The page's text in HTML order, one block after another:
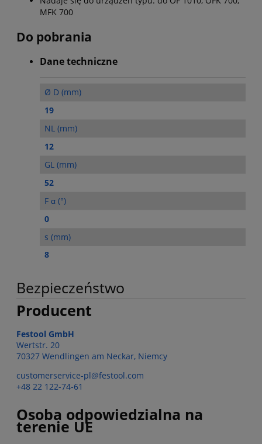
MFK 700
Do pobrania
Dane techniczne
Ø D (mm)
19
NL (mm)
12
GL (mm)
52
F α (°)
0
s (mm)
8
Bezpieczeństwo
Producent
Festool GmbH
Wertstr. 20
70327 Wendlingen am Neckar, Niemcy
customerservice-pl@festool.com
+48 22 122-74-61
Osoba odpowiedzialna na
terenie UE